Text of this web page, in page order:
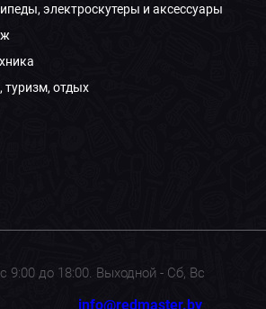
электроскутеры и аксессуары
туризм, отдых
9:00 до 18:00. Выходной - Сб, Вс
info@redmaster.by